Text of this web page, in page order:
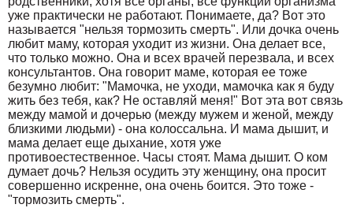
уже практически не работают. Понимаете, да? Вот это
называется "нельзя тормозить смерть". Или дочка очень
любит маму, которая уходит из жизни. Она делает все,
что только можно. Она и всех врачей перезвала, и всех
консультантов. Она говорит маме, которая ее тоже
безумно любит: "Мамочка, не уходи, мамочка как я буду
жить без тебя, как? Не оставляй меня!" Вот эта вот связь
между мамой и дочерью (между мужем и женой, между
близкими людьми) - она колоссальна. И мама дышит, и
мама делает еще дыхание, хотя уже
противоестественное. Часы стоят. Мама дышит. О ком
думает дочь? Нельзя осудить эту женщину, она просит
совершенно искренне, она очень боится. Это тоже -
"тормозить смерть".